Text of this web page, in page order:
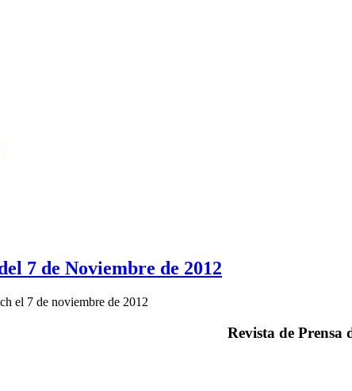
7 de Noviembre de 2012
el 7 de noviembre de 2012
Revista de Prensa